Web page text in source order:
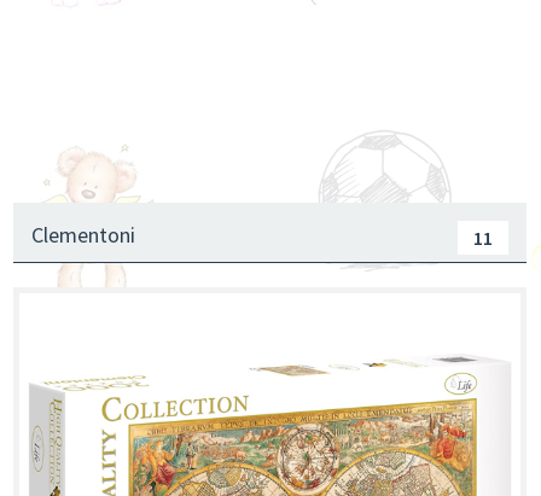
Guralice, Hodalice za bebe
Alatske radionice i alati
SPY setovi i uređaji
Mikroskopi, Teleskopi i Durbini
Edukativni setovi
Clementoni 11